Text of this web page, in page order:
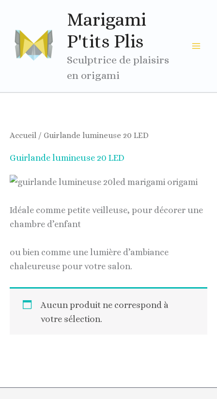
contenu
Marigami
P'tits Plis
Sculptrice de plaisirs
en origami
Accueil / Guirlande lumineuse 20 LED
Guirlande lumineuse 20 LED
Idéale comme petite veilleuse, pour décorer une
chambre d’enfant
ou bien comme une lumière d’ambiance
chaleureuse pour votre salon.
Aucun produit ne correspond à
votre sélection.